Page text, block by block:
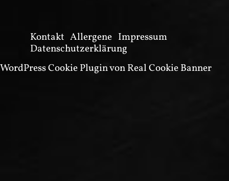
Kontakt Allergene Impressum
Datenschutzerklärung
WordPress Cookie Plugin von Real Cookie Banner